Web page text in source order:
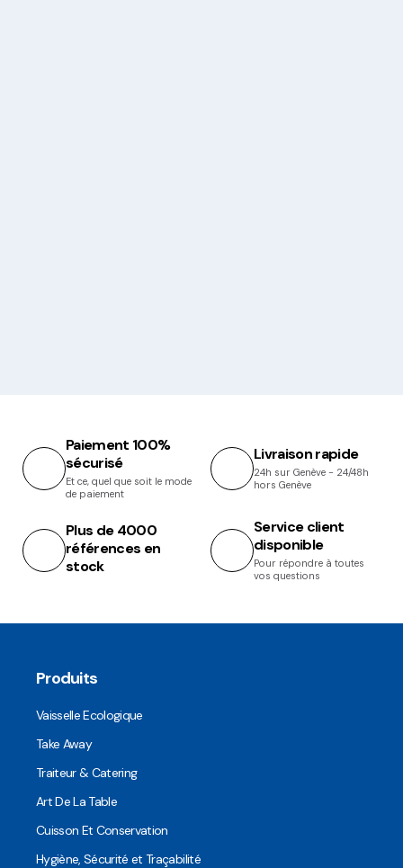
Paiement 100%
sécurisé
Et ce, quel que soit le mode
de paiement
Livraison rapide
24h sur Genève - 24/48h
hors Genève
Plus de 4000
références en
stock
Service client
disponible
Pour répondre à toutes
vos questions
Produits
Vaisselle Ecologique
Take Away
Traiteur & Catering
Art De La Table
Cuisson Et Conservation
Hygiène, Sécurité et Traçabilité